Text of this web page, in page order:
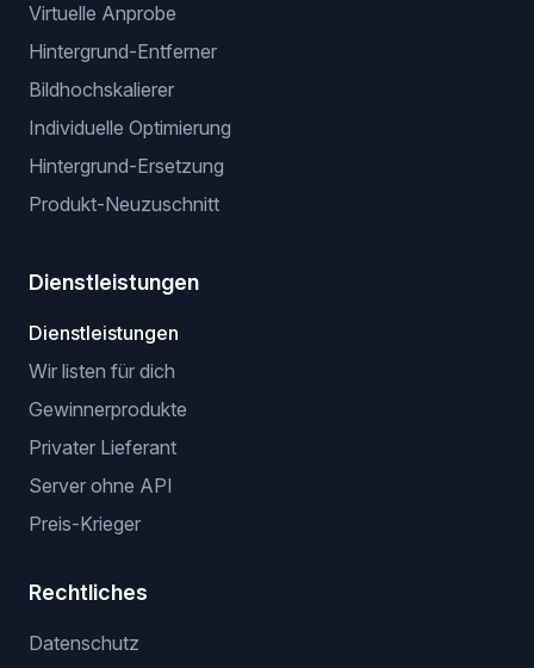
Virtuelle Anprobe
Hintergrund-Entferner
Bildhochskalierer
Individuelle Optimierung
Hintergrund-Ersetzung
Produkt-Neuzuschnitt
Dienstleistungen
Dienstleistungen
Wir listen für dich
Gewinnerprodukte
Privater Lieferant
Server ohne API
Preis-Krieger
Rechtliches
Datenschutz